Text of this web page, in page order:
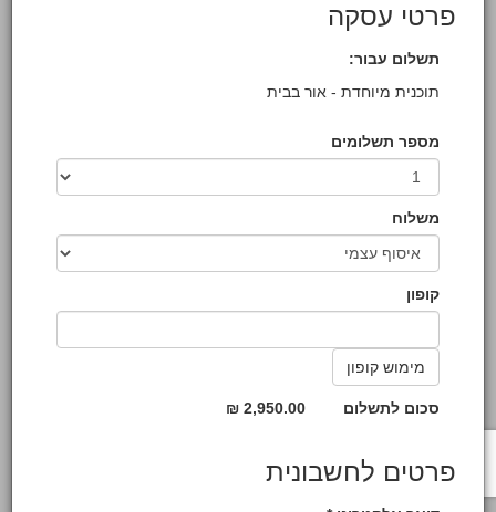
פרטי עסקה
תשלום עבור:
תוכנית מיוחדת - אור בבית
מספר תשלומים
משלוח
קופון
סכום לתשלום 2,950.00 ₪
פרטים לחשבונית